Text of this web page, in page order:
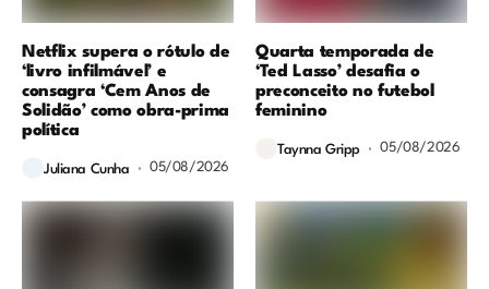
Netflix supera o rótulo de
‘livro infilmável’ e
consagra ‘Cem Anos de
Solidão’ como obra-prima
política
Juliana Cunha 05/08/2026
Quarta temporada de
‘Ted Lasso’ desafia o
preconceito no futebol
feminino
Taynna Gripp 05/08/2026